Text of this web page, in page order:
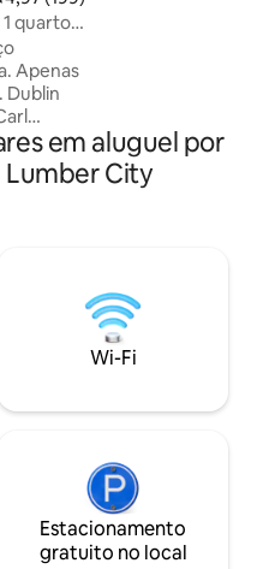
quarto
Apenas
Dublin
com
e
cama,
secadora e
conveniência extra. Ótimo para
em viagem,
em aluguel por
City
Wi-Fi
Estacionamento
gratuito no local